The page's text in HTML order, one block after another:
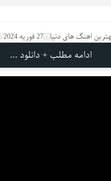
اهنگ های دنیا 27 فوریه 2024
ادامه مطلب + دانلود ...